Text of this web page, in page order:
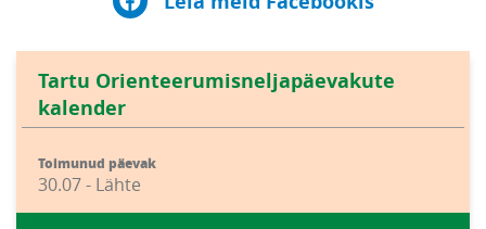
Tartu Orienteerumisneljapäevakute
kalender
Toimunud päevak
30.07 - Lähte